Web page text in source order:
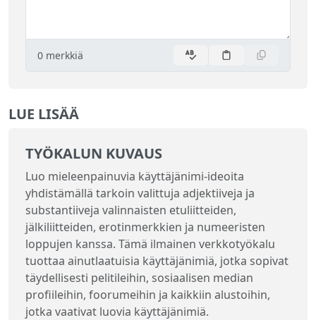
0 merkkiä
LUE LISÄÄ
TYÖKALUN KUVAUS
Luo mieleenpainuvia käyttäjänimi-ideoita
yhdistämällä tarkoin valittuja adjektiiveja ja
substantiiveja valinnaisten etuliitteiden,
jälkiliitteiden, erotinmerkkien ja numeeristen
loppujen kanssa. Tämä ilmainen verkkotyökalu
tuottaa ainutlaatuisia käyttäjänimiä, jotka sopivat
täydellisesti pelitileihin, sosiaalisen median
profiileihin, foorumeihin ja kaikkiin alustoihin,
jotka vaativat luovia käyttäjänimiä.